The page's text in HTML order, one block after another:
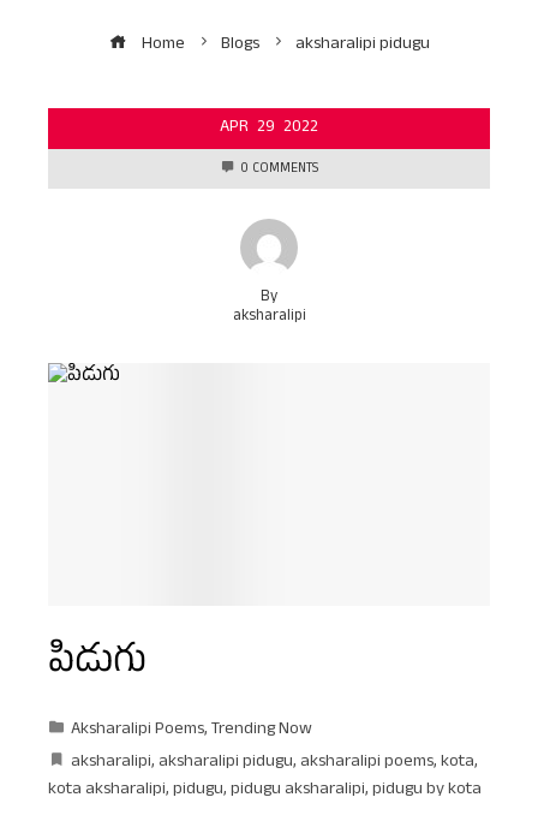
Home Blogs aksharalipi pidugu
APR 29 2022
0 COMMENTS
By
aksharalipi
పిడుగు
Aksharalipi Poems,Trending Now
aksharalipi, aksharalipi pidugu, aksharalipi poems,kota,
kota aksharalipi,pidugu,pidugu aksharalipi,pidugu by kota